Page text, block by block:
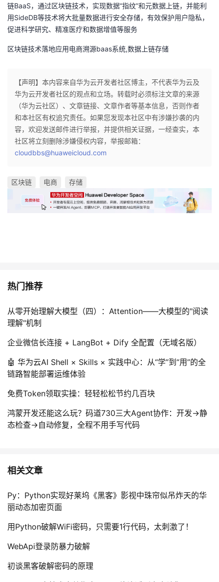
链BaaS，通过区块链技术，实现数据“指纹”和元数据上链，并能利
用SideDB等技术将大批量数据进行安全存储，有效保护用户隐私，
促进科学研究、精准医疗和数据增值等服务
区块链技术落地应用电商溯源baas系统,数据上链存储
【声明】本内容来自华为云开发者社区博主，不代表华为云及
华为云开发者社区的观点和立场。转载时必须标注文章的来源
（华为云社区）、文章链接、文章作者等基本信息，否则作者
和本社区有权追究责任。如果您发现本社区中有涉嫌抄袭的内
容，欢迎发送邮件进行举报，并提供相关证据，一经查实，本
社区将立刻删除涉嫌侵权内容，举报邮箱：
cloudbbs@huaweicloud.com
区块链 电商 存储
热门推荐
从零开始理解大模型（四）：Attention——大模型的"阅读
理解"机制
企业微信长连接 + LangBot + Dify 全配置（无域名版）
🤖 华为云AI Shell × Skills × 实践中心：从“学”到“用”的全
链路智能部署运维体验
免费Token领取实操：轻轻松松节约几百块
鸿蒙开发还能这么玩？码道730三大Agent协作：开发→静
态检查→自动修复，全程不用手写代码
相关文章
Py：Python实现好莱坞《黑客》影视中珠帘似吊炸天的华
丽动态加密页面
用Python破解WiFi密码，只需要1行代码，太刺激了！
WebApi登录防暴力破解
初谈黑客破解密码的原理